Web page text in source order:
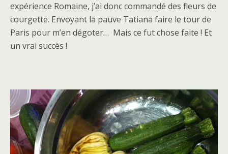
expérience Romaine, j’ai donc commandé des fleurs de
courgette. Envoyant la pauve Tatiana faire le tour de
Paris pour m’en dégoter… Mais ce fut chose faite ! Et
un vrai succès !